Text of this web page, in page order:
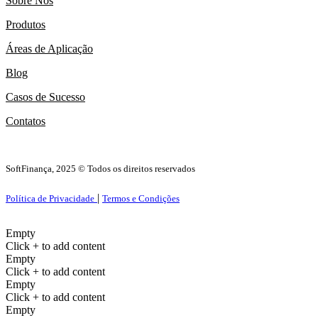
Produtos
Áreas de Aplicação
Blog
Casos de Sucesso
Contatos
SoftFinança, 2025 © Todos os direitos reservados
Política de Privacidade | Termos e Condições
Empty
Click + to add content
Empty
Click + to add content
Empty
Click + to add content
Empty